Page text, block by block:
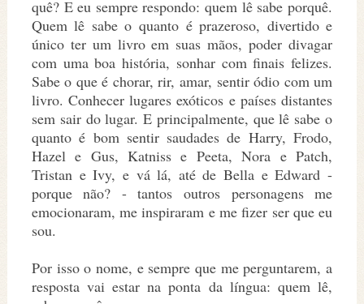
quê? E eu sempre respondo: quem lê sabe porquê.
Quem lê sabe o quanto é prazeroso, divertido e
único ter um livro em suas mãos, poder divagar
com uma boa história, sonhar com finais felizes.
Sabe o que é chorar, rir, amar, sentir ódio com um
livro. Conhecer lugares exóticos e países distantes
sem sair do lugar. E principalmente, que lê sabe o
quanto é bom sentir saudades de Harry, Frodo,
Hazel e Gus, Katniss e Peeta, Nora e Patch,
Tristan e Ivy, e vá lá, até de Bella e Edward -
porque não? - tantos outros personagens me
emocionaram, me inspiraram e me fizer ser que eu
sou.
Por isso o nome, e sempre que me perguntarem, a
resposta vai estar na ponta da língua: quem lê,